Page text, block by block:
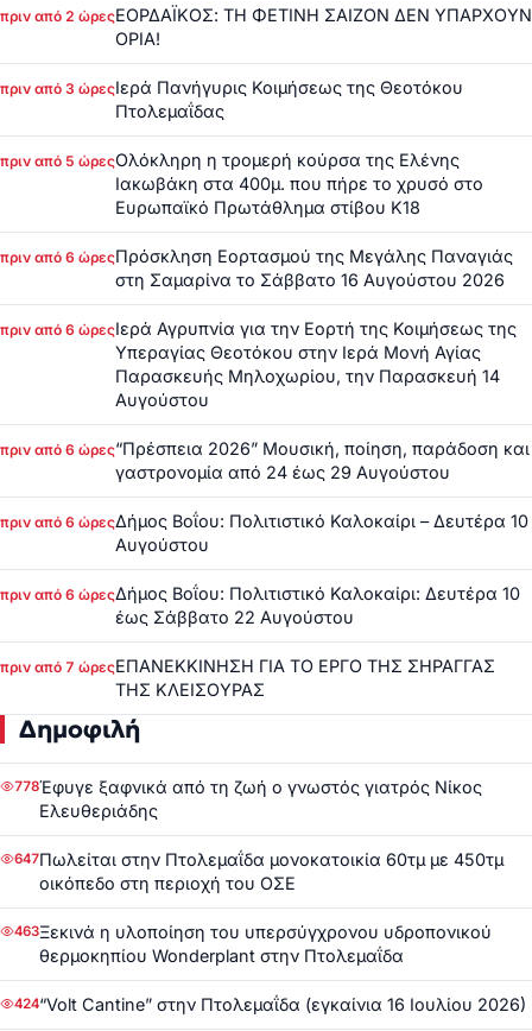
πριν από 2 ώρεςΕΟΡΔΑΪΚΟΣ: ΤΗ ΦΕΤΙΝΗ ΣΑΙΖΟΝ ΔΕΝ ΥΠΑΡΧΟΥΝ
ΟΡΙΑ!
πριν από 3 ώρεςΙερά Πανήγυρις Κοιμήσεως της Θεοτόκου
Πτολεμαΐδας
πριν από 5 ώρεςΟλόκληρη η τρομερή κούρσα της Ελένης
Ιακωβάκη στα 400μ. που πήρε το χρυσό στο
Ευρωπαϊκό Πρωτάθλημα στίβου Κ18
πριν από 6 ώρεςΠρόσκληση Εορτασμού της Μεγάλης Παναγιάς
στη Σαμαρίνα το Σάββατο 16 Αυγούστου 2026
πριν από 6 ώρεςΙερά Αγρυπνία για την Εορτή της Κοιμήσεως της
Υπεραγίας Θεοτόκου στην Ιερά Μονή Αγίας
Παρασκευής Μηλοχωρίου, την Παρασκευή 14
Αυγούστου
πριν από 6 ώρες“Πρέσπεια 2026” Μουσική, ποίηση, παράδοση και
γαστρονομία από 24 έως 29 Αυγούστου
πριν από 6 ώρεςΔήμος Βοΐου: Πολιτιστικό Καλοκαίρι – Δευτέρα 10
Αυγούστου
πριν από 6 ώρεςΔήμος Βοΐου: Πολιτιστικό Καλοκαίρι: Δευτέρα 10
έως Σάββατο 22 Αυγούστου
πριν από 7 ώρεςΕΠΑΝΕΚΚΙΝΗΣΗ ΓΙΑ ΤΟ ΕΡΓΟ ΤΗΣ ΣΗΡΑΓΓΑΣ
ΤΗΣ ΚΛΕΙΣΟΥΡΑΣ
Δημοφιλή
778Έφυγε ξαφνικά από τη ζωή ο γνωστός γιατρός Νίκος
Ελευθεριάδης
647Πωλείται στην Πτολεμαΐδα μονοκατοικία 60τμ με 450τμ
οικόπεδο στη περιοχή του ΟΣΕ
463Ξεκινά η υλοποίηση του υπερσύγχρονου υδροπονικού
θερμοκηπίου Wonderplant στην Πτολεμαΐδα
424“Volt Cantine” στην Πτολεμαΐδα (εγκαίνια 16 Ιουλίου 2026)